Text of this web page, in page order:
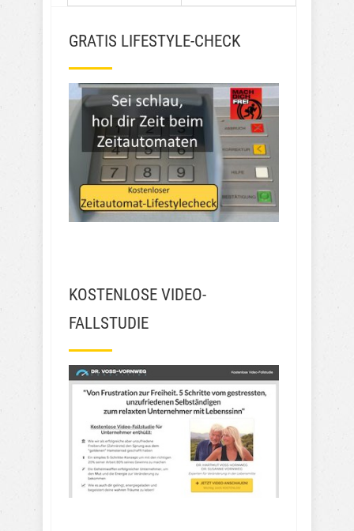
GRATIS LIFESTYLE-CHECK
KOSTENLOSE VIDEO-
FALLSTUDIE